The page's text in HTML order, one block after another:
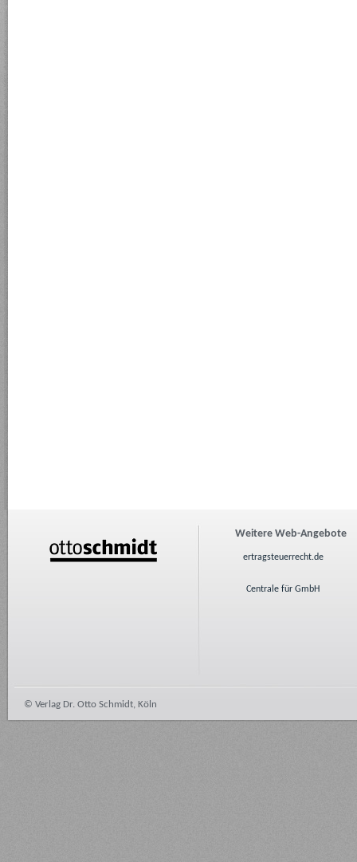
Weitere Web-Angebote
ertragsteuerrecht.de
Centrale für GmbH
© Verlag Dr. Otto Schmidt, Köln